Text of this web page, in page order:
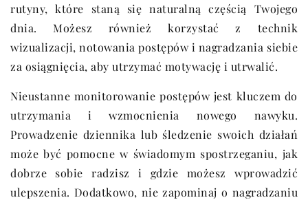
rutyny, które staną się naturalną częścią Twojego
dnia. Możesz również korzystać z technik
wizualizacji, notowania postępów i nagradzania siebie
za osiągnięcia, aby utrzymać motywację i utrwalić.
Nieustanne monitorowanie postępów jest kluczem do
utrzymania i wzmocnienia nowego nawyku.
Prowadzenie dziennika lub śledzenie swoich działań
może być pomocne w świadomym spostrzeganiu, jak
dobrze sobie radzisz i gdzie możesz wprowadzić
ulepszenia. Dodatkowo, nie zapominaj o nagradzaniu